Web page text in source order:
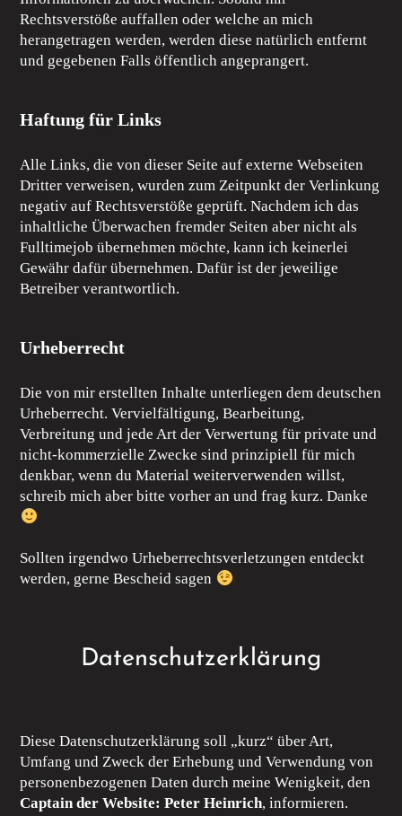
Rechtsverstöße auffallen oder welche an mich
herangetragen werden, werden diese natürlich entfernt
und gegebenen Falls öffentlich angeprangert.
Haftung für Links
Alle Links, die von dieser Seite auf externe Webseiten
Dritter verweisen, wurden zum Zeitpunkt der Verlinkung
negativ auf Rechtsverstöße geprüft. Nachdem ich das
inhaltliche Überwachen fremder Seiten aber nicht als
Fulltimejob übernehmen möchte, kann ich keinerlei
Gewähr dafür übernehmen. Dafür ist der jeweilige
Betreiber verantwortlich.
Urheberrecht
Die von mir erstellten Inhalte unterliegen dem deutschen
Urheberrecht. Vervielfältigung, Bearbeitung,
Verbreitung und jede Art der Verwertung für private und
nicht-kommerzielle Zwecke sind prinzipiell für mich
denkbar, wenn du Material weiterverwenden willst,
schreib mich aber bitte vorher an und frag kurz. Danke
Sollten irgendwo Urheberrechtsverletzungen entdeckt
werden, gerne Bescheid sagen
Datenschutzerklärung
Diese Datenschutzerklärung soll „kurz“ über Art,
Umfang und Zweck der Erhebung und Verwendung von
personenbezogenen Daten durch meine Wenigkeit, den
Captain der Website: Peter Heinrich, informieren.